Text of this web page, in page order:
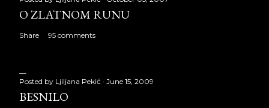
O ZLATNOM RUNU
Share 95 comments
Posted by Ljiljana Pekić June 15, 2009
BESNILO